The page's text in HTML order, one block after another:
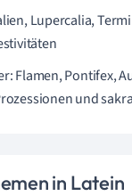
Lupercalia,
Flamen, Pontifex,
und
in Latein